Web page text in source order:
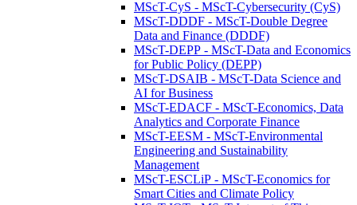
MScT-CyS - MScT-Cybersecurity (CyS)
MScT-DDDF - MScT-Double Degree
Data and Finance (DDDF)
MScT-DEPP - MScT-Data and Economics
for Public Policy (DEPP)
MScT-DSAIB - MScT-Data Science and
AI for Business
MScT-EDACF - MScT-Economics, Data
Analytics and Corporate Finance
MScT-EESM - MScT-Environmental
Engineering and Sustainability
Management
MScT-ESCLiP - MScT-Economics for
Smart Cities and Climate Policy